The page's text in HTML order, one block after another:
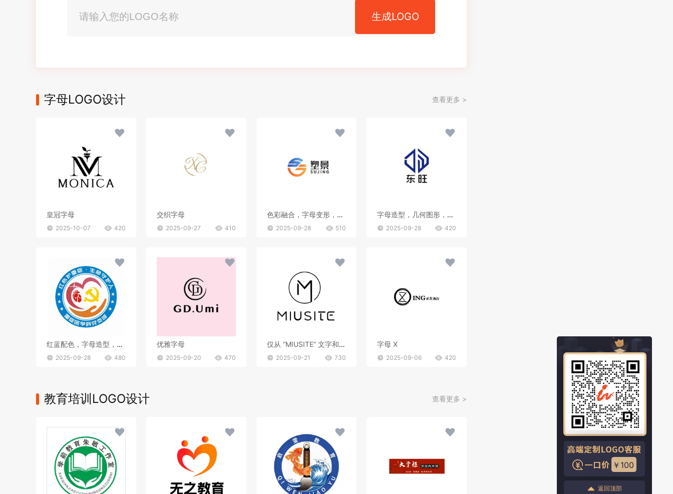
生成LOGO
字母LOGO设计 查看更多 >
皇冠字母
2025-10-07 420
交织字母
2025-09-27 410
色彩融合，字母变形，文字搭配
2025-09-28 510
字母造型，几何图形，蓝色调
2025-09-28 420
红蓝配色，字母造型，文字组合
2025-09-28 480
优雅字母
2025-09-20 470
仅从 “MIUSITE” 文字和字母 “M” 的图形标识，难以精准判断行业。
2025-09-21 730
字母 X
2025-09-06 420
教育培训LOGO设计 查看更多 >
￥100
返回顶部